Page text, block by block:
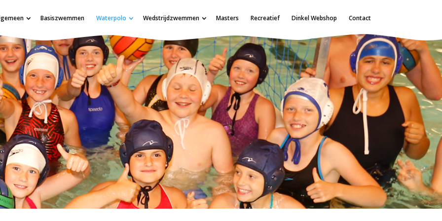
Basiszwemmen Waterpolo Wedstrijdzwemmen Masters Recreatief Dinkel Webshop Contact